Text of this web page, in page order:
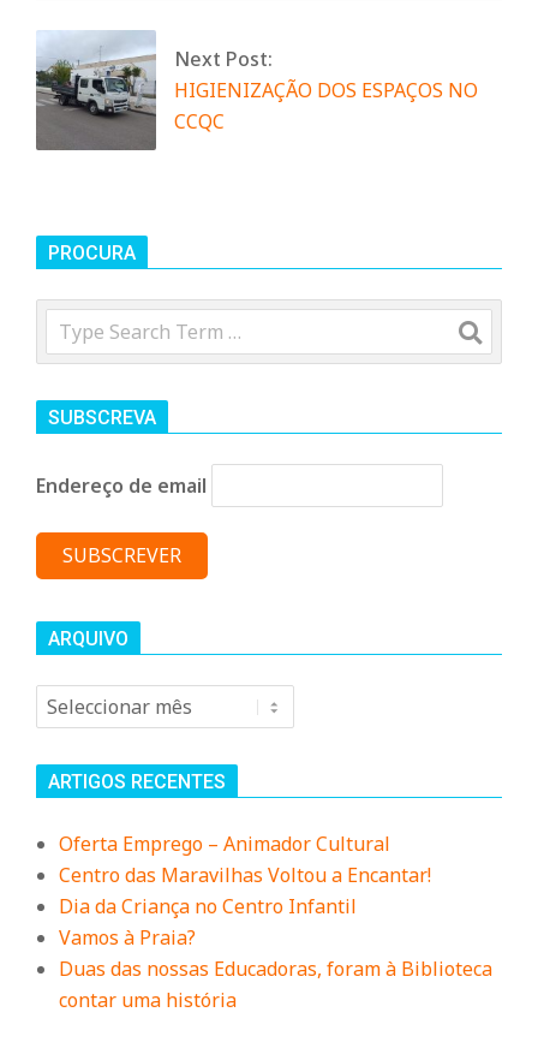
Next Post:
HIGIENIZAÇÃO DOS ESPAÇOS NO
CCQC
PROCURA
Search
SUBSCREVA
Endereço de email
ARQUIVO
Arquivo
ARTIGOS RECENTES
Oferta Emprego – Animador Cultural
Centro das Maravilhas Voltou a Encantar!
Dia da Criança no Centro Infantil
Vamos à Praia?
Duas das nossas Educadoras, foram à Biblioteca
contar uma história